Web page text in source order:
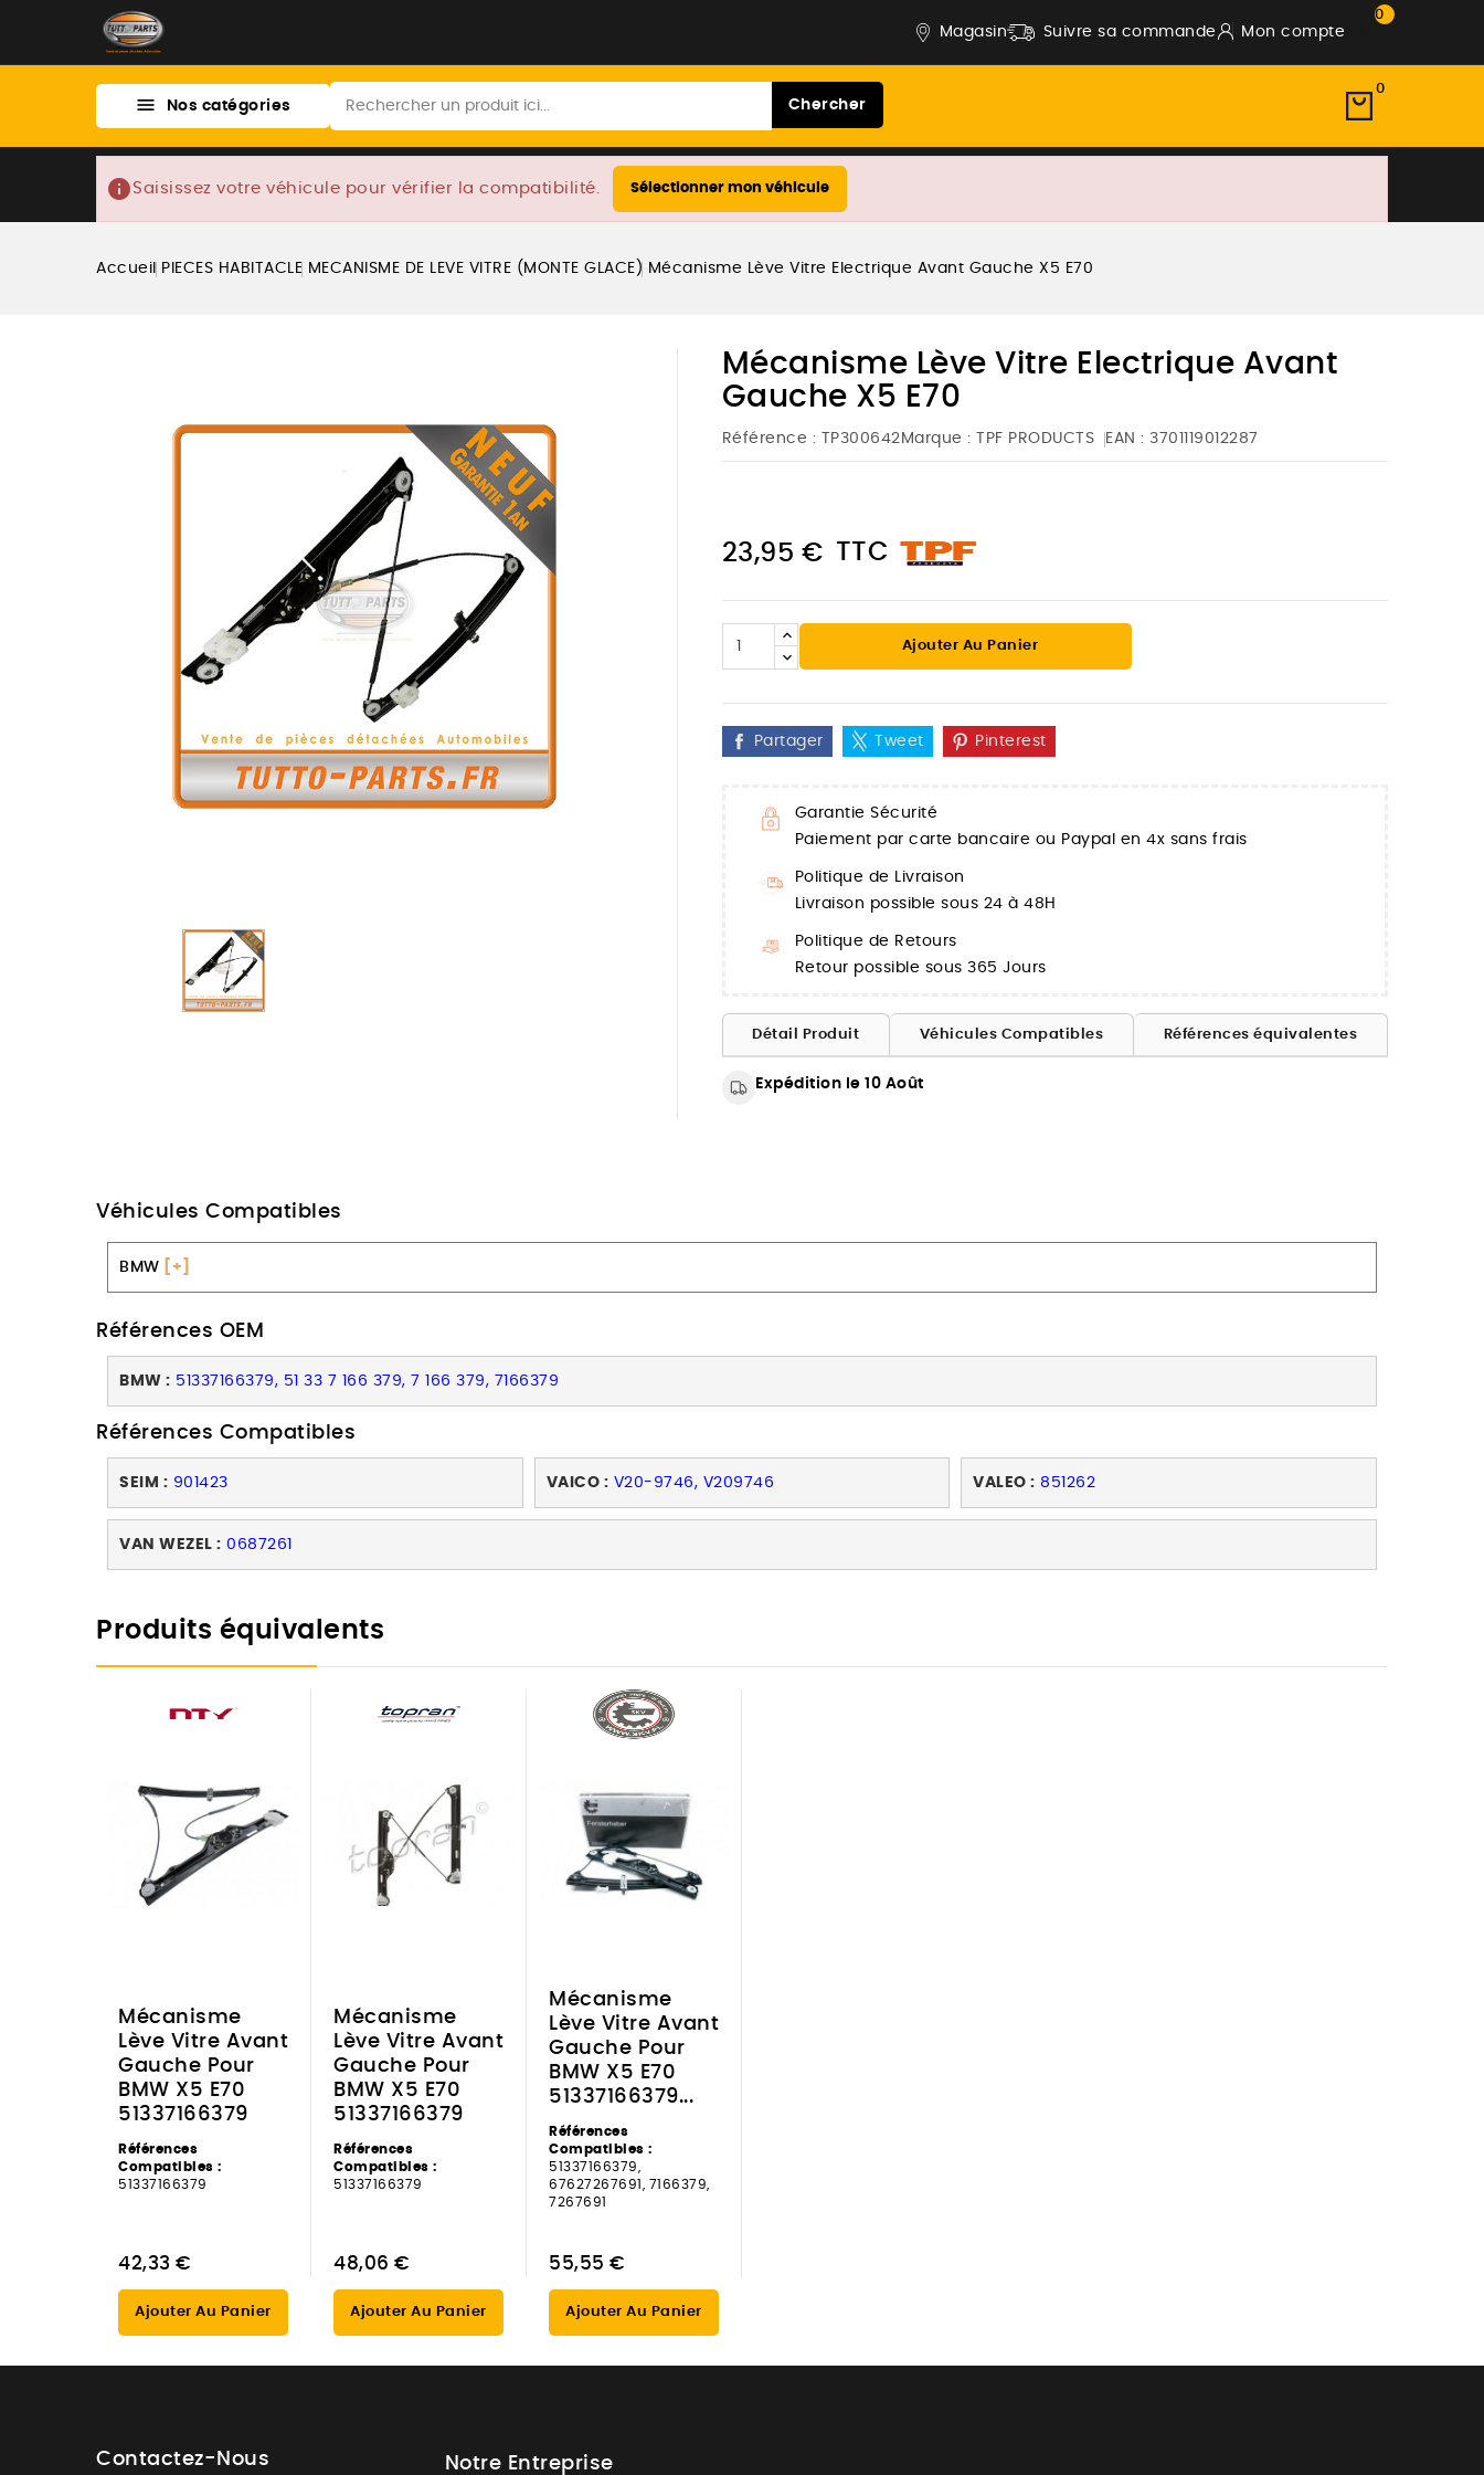
Magasin Suivre sa commande Mon compte
0
 Nos catégories Chercher
0
info Saisissez votre véhicule pour vérifier la compatibilité. Sélectionner mon véhicule
Accueil PIECES HABITACLE MECANISME DE LEVE VITRE (MONTE GLACE) Mécanisme Lève Vitre Electrique Avant Gauche X5 E70
Mécanisme Lève Vitre Electrique Avant
Gauche X5 E70
Référence : TP300642 Marque : TPF PRODUCTS EAN : 3701119012287
23,95 € TTC
Ajouter Au Panier
Partager Tweet Pinterest
Garantie Sécurité
Paiement par carte bancaire ou Paypal en 4x sans frais
Politique de Livraison
Livraison possible sous 24 à 48H
Politique de Retours
Retour possible sous 365 Jours
Détail Produit Véhicules Compatibles Références équivalentes
Expédition le 10 Août
Véhicules Compatibles
BMW [+]
Références OEM
BMW : 51337166379, 51 33 7 166 379, 7 166 379, 7166379
Références Compatibles
SEIM : 901423 VAICO : V20-9746, V209746 VALEO : 851262
VAN WEZEL : 0687261
Produits équivalents
Mécanisme
Lève Vitre Avant
Gauche Pour
BMW X5 E70
51337166379
Références
Compatibles :
51337166379
42,33 €
Ajouter Au Panier
Mécanisme
Lève Vitre Avant
Gauche Pour
BMW X5 E70
51337166379
Références
Compatibles :
51337166379
48,06 €
Ajouter Au Panier
Mécanisme
Lève Vitre Avant
Gauche Pour
BMW X5 E70
51337166379...
Références
Compatibles :
51337166379,
67627267691, 7166379,
7267691
55,55 €
Ajouter Au Panier
Contactez-Nous Notre Entreprise